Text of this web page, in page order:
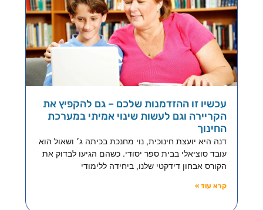
עכשיו זו ההזדמנות שלכם – גם להקפיץ את
הקריירה וגם לעשות שינוי אמיתי במערכת
החינוך
דנה היא יועצת חינוכית, נוי מחנכת בכיתה ג׳ ושאול הוא
עובד סוציאלי בבית ספר יסודי. כשהם הגיעו לבדוק את
הקורס אבחון דידקטי שלנו, ביחידה ללימודי
קרא עוד »